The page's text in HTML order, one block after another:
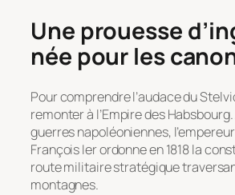
Une prouesse
née pour les
Pour comprendre l’audace du
remonter à l’Empire des
guerres napoléoniennes,
François Ier ordonne en 1818 la
route militaire stratégique
montagnes.